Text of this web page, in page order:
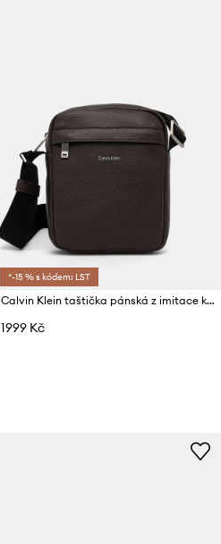
*-15 % s kódem: LST
Calvin Klein taštička pánská z imitace kůže
1999 Kč